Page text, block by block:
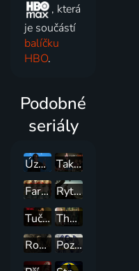
, která
je součástí
balíčku
HBO.
Podobné
seriály
Úzká cesta na daleký sever
Taková moderní rodinka
Fargo
Rytíř Sedmi království
Tučňák
The Originals
Rod Draka
Pozůstalí